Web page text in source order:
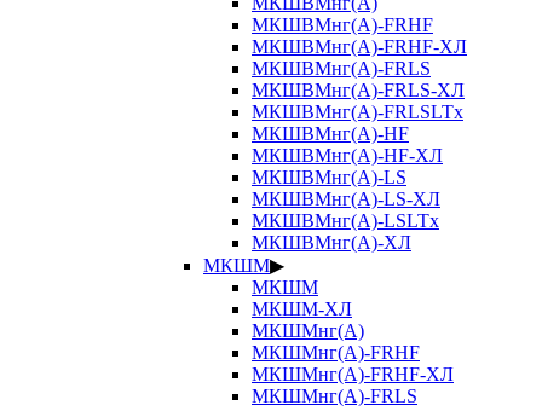
МКШВМнг(А)-FRHF
МКШВМнг(А)-FRHF-ХЛ
МКШВМнг(А)-FRLS
МКШВМнг(А)-FRLS-ХЛ
МКШВМнг(А)-FRLSLTx
МКШВМнг(А)-HF
МКШВМнг(А)-HF-ХЛ
МКШВМнг(А)-LS
МКШВМнг(А)-LS-ХЛ
МКШВМнг(А)-LSLTx
МКШВМнг(А)-ХЛ
МКШМ▶
МКШМ
МКШМ-ХЛ
МКШМнг(А)
МКШМнг(А)-FRHF
МКШМнг(А)-FRHF-ХЛ
МКШМнг(А)-FRLS